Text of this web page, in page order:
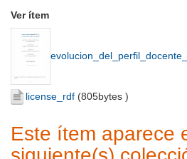
Ver ítem
license_rdf (805bytes )
Este ítem aparece